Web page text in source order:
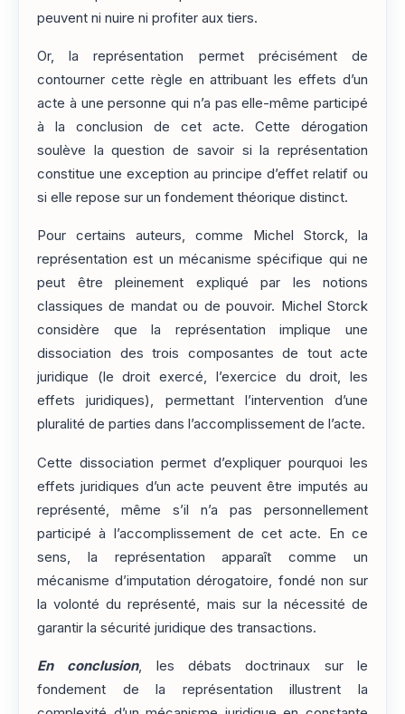
peuvent ni nuire ni profiter aux tiers.
Or, la représentation permet précisément de
contourner cette règle en attribuant les effets d’un
acte à une personne qui n’a pas elle-même participé
à la conclusion de cet acte. Cette dérogation
soulève la question de savoir si la représentation
constitue une exception au principe d’effet relatif ou
si elle repose sur un fondement théorique distinct.
Pour certains auteurs, comme Michel Storck, la
représentation est un mécanisme spécifique qui ne
peut être pleinement expliqué par les notions
classiques de mandat ou de pouvoir. Michel Storck
considère que la représentation implique une
dissociation des trois composantes de tout acte
juridique (le droit exercé, l’exercice du droit, les
effets juridiques), permettant l’intervention d’une
pluralité de parties dans l’accomplissement de l’acte.
Cette dissociation permet d’expliquer pourquoi les
effets juridiques d’un acte peuvent être imputés au
représenté, même s’il n’a pas personnellement
participé à l’accomplissement de cet acte. En ce
sens, la représentation apparaît comme un
mécanisme d’imputation dérogatoire, fondé non sur
la volonté du représenté, mais sur la nécessité de
garantir la sécurité juridique des transactions.
En conclusion, les débats doctrinaux sur le
fondement de la représentation illustrent la